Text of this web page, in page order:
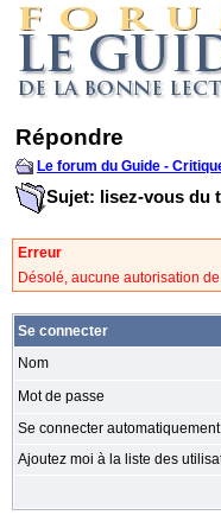
Répondre
Le forum du Guide -
Sujet: lisez-vous du
Erreur
Désolé, aucune autorisation
Se connecter
Nom
Mot de passe
Se connecter automatiquement
Ajoutez moi à la liste des